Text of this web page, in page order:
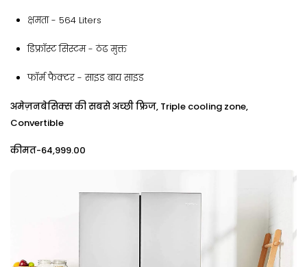
क्षमता​ - 564 Liters
डिफ्रॉस्ट सिस्टम - ‎ठंढ मुक्त
फॉर्म फैक्टर​ - ‎साइड बाय साइड
अमेज़नबेसिक्स की सबसे अच्छी फ्रिज, Triple cooling zone,
Convertible
कीमत-₹64,999.00